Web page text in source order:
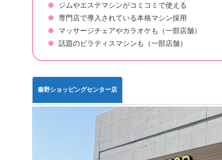
ジムやエステマシンがコミコミで使える
専門店で導入されている本格マシン採用
マッサージチェアやカラオケも（一部店舗）
話題のピラティスマシンも（一部店舗）
秦野ショッピングセンター店